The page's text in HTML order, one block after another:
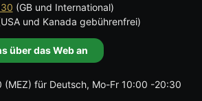
(GB und International)
und Kanada gebührenfrei)
über das Web an
(MEZ) für Deutsch, Mo-Fr 10:00 -20:30